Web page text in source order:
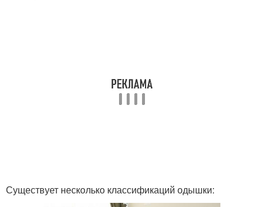
Существует несколько классификаций одышки: